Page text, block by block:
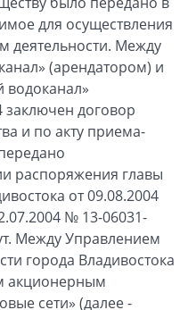
для осуществления
деятельности. Между
(арендатором) и
заключен договор
и по акту приема-
распоряжения главы
от 09.08.2004
№ 13-06031-
Между Управлением
города Владивостока
акционерным
сети» (далее -